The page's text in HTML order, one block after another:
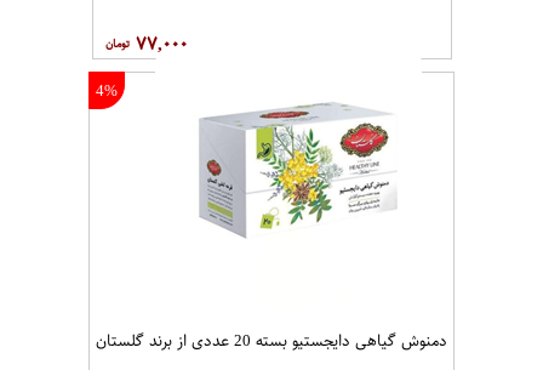
۷۷,۰۰۰
4%
دمنوش گیاهی دایجستیو بسته 20 عددی از برند گلستان